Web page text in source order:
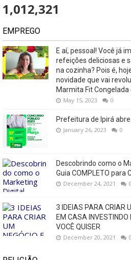
1,012,321
EMPREGO
E aí, pessoal! Você já
refeições deliciosas e
na cozinha? Pois é,
novidade que vai
Marmita Fit Congelada
May 15, 2023 0
Prefeitura de Ipirá
January 26, 2023 0
Descobrindo como o
Guia COMPLETO para
December 24, 2021 0
3 IDEIAS PARA CRIAR
EM CASA INVESTINDO
VOCÊ QUISER
December 20, 2021 0